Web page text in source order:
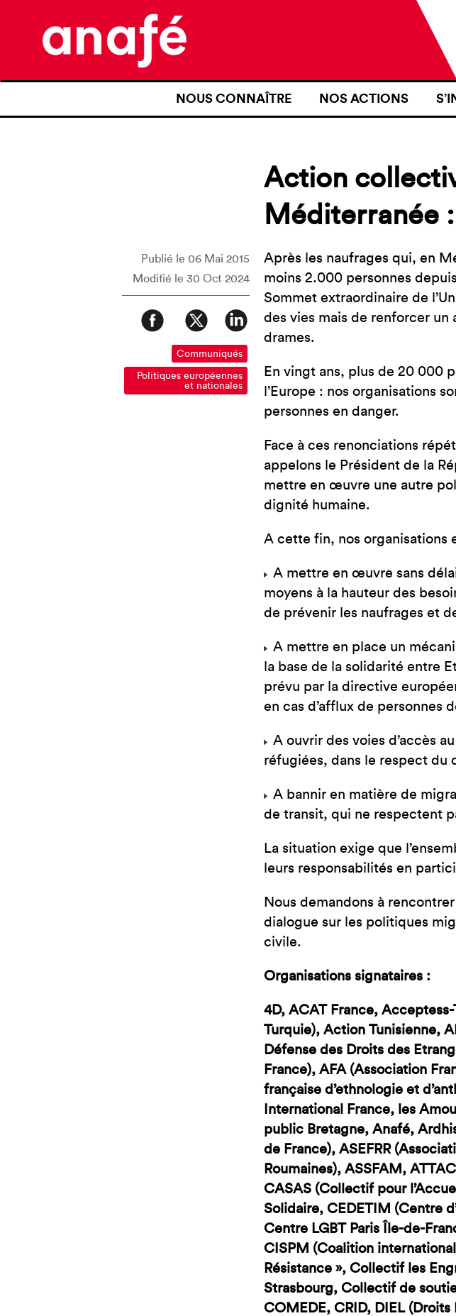
NOUS CONNAÎTRE
NOS REVENDICATIONS
NOS ACTIONS
NOS MOYENS D’ACTION
Action
Méditerranée
Publié le 06 Mai 2015
Modifié le 30 Oct 2024
Communiqués
Politiques européennes
et nationales
Après les naufrages qui, en
moins 2.000 personnes
Sommet extraordinaire de
des vies mais de renforcer un
drames.
En vingt ans, plus de 20 000
l’Europe : nos organisations
personnes en danger.
Face à ces renonciations
appelons le Président de la
mettre en œuvre une autre
dignité humaine.
A cette fin, nos organisations
A mettre en œuvre sans
moyens à la hauteur des
de prévenir les naufrages et
A mettre en place un
la base de la solidarité entre
prévu par la directive
en cas d’afflux de personnes
A ouvrir des voies d’accès
réfugiées, dans le respect du
A bannir en matière de
de transit, qui ne respectent
La situation exige que
leurs responsabilités en
Nous demandons à
dialogue sur les politiques
civile.
Organisations signataires :
4D, ACAT France,
Turquie), Action Tunisienne,
Défense des Droits des
France), AFA (Association
française d’ethnologie et
International France, les
public Bretagne, Anafé,
de France), ASEFRR
Roumaines), ASSFAM,
CASAS (Collectif pour
Solidaire, CEDETIM (Centre
Centre LGBT Paris Île-de-
CISPM (Coalition
Résistance », Collectif les
Strasbourg, Collectif de
COMEDE, CRID, DIEL